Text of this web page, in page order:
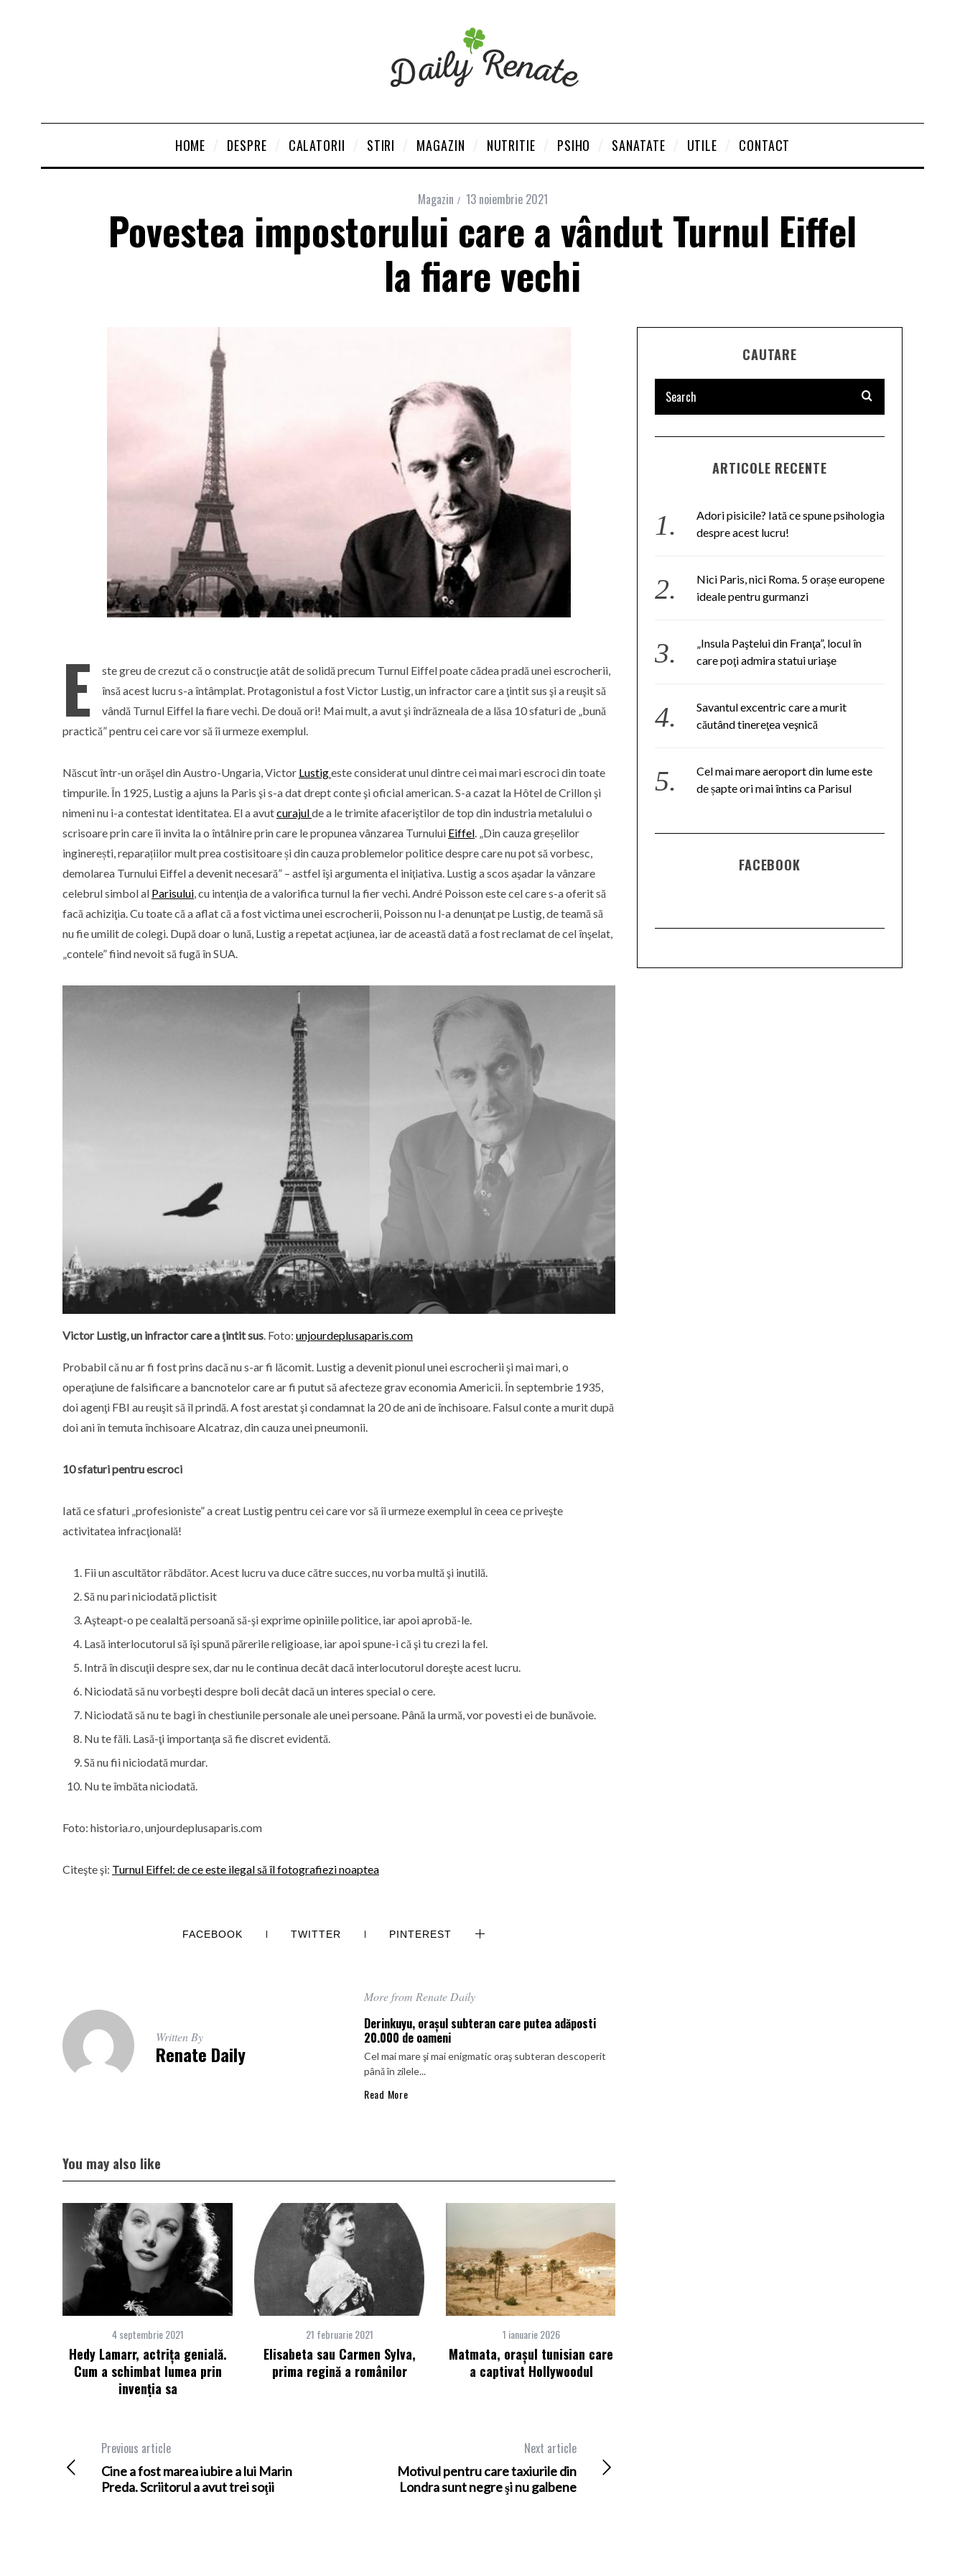
HOME DESPRE CALATORII STIRI MAGAZIN NUTRITIE PSIHO SANATATE UTILE CONTACT
Magazin 13 noiembrie 2021
Povestea impostorului care a vândut Turnul Eiffel
la fiare vechi
E
ste greu de crezut că o construcţie atât de solidă precum Turnul Eiffel poate cădea pradă unei escrocherii,
însă acest lucru s-a întâmplat. Protagonistul a fost Victor Lustig, un infractor care a ţintit sus şi a reuşit să
vândă Turnul Eiffel la fiare vechi. De două ori! Mai mult, a avut şi îndrăzneala de a lăsa 10 sfaturi de „bună
practică” pentru cei care vor să îi urmeze exemplul.
Născut într-un orăşel din Austro-Ungaria, Victor Lustigeste considerat unul dintre cei mai mari escroci din toate
timpurile. În 1925, Lustig a ajuns la Paris şi s-a dat drept conte şi oficial american. S-a cazat la Hôtel de Crillon şi
nimeni nu i-a contestat identitatea. El a avutcurajulde a le trimite afaceriştilor de top din industria metalului o
scrisoare prin care îi invita la o întâlnire prin care le propunea vânzarea Turnului Eiffel. „Din cauza greșelilor
inginerești, reparațiilor mult prea costisitoare și din cauza problemelor politice despre care nu pot să vorbesc,
demolarea Turnului Eiffel a devenit necesară” – astfel îşi argumenta el iniţiativa. Lustig a scos aşadar la vânzare
celebrul simbol al Parisului, cu intenţia de a valorifica turnul la fier vechi. André Poisson este cel care s-a oferit să
facă achiziţia. Cu toate că a aflat că a fost victima unei escrocherii, Poisson nu l-a denunţat pe Lustig, de teamă să
nu fie umilit de colegi. După doar o lună, Lustig a repetat acţiunea, iar de această dată a fost reclamat de cel înşelat,
„contele” fiind nevoit să fugă în SUA.
Victor Lustig, un infractor care a ţintit sus . Foto: unjourdeplusaparis.com
Probabil că nu ar fi fost prins dacă nu s-ar fi lăcomit. Lustig a devenit pionul unei escrocherii şi mai mari, o
operaţiune de falsificare a bancnotelor care ar fi putut să afecteze grav economia Americii. În septembrie 1935,
doi agenţi FBI au reuşit să îl prindă. A fost arestat şi condamnat la 20 de ani de închisoare. Falsul conte a murit după
doi ani în temuta închisoare Alcatraz, din cauza unei pneumonii.
10 sfaturi pentru escroci
Iată ce sfaturi „profesioniste” a creat Lustig pentru cei care vor să îi urmeze exemplul în ceea ce priveşte
activitatea infracţională!
Fii un ascultător răbdător. Acest lucru va duce către succes, nu vorba multă şi inutilă.
Să nu pari niciodată plictisit
Aşteapt-o pe cealaltă persoană să-şi exprime opiniile politice, iar apoi aprobă-le.
Lasă interlocutorul să îşi spună părerile religioase, iar apoi spune-i că şi tu crezi la fel.
Intră în discuţii despre sex, dar nu le continua decât dacă interlocutorul doreşte acest lucru.
Niciodată să nu vorbeşti despre boli decât dacă un interes special o cere.
Niciodată să nu te bagi în chestiunile personale ale unei persoane. Până la urmă, vor povesti ei de bunăvoie.
Nu te făli. Lasă-ţi importanţa să fie discret evidentă.
Să nu fii niciodată murdar.
Nu te îmbăta niciodată.
Foto: historia.ro, unjourdeplusaparis.com
Citeşte şi: Turnul Eiffel: de ce este ilegal să îl fotografiezi noaptea
FACEBOOK TWITTER PINTEREST
Written By
Renate Daily
More from Renate Daily
Derinkuyu, oraşul subteran care putea adăposti
20.000 de oameni
Cel mai mare şi mai enigmatic oraş subteran descoperit
până în zilele...
Read More
You may also like
4 septembrie 2021
Hedy Lamarr, actriţa genială.
Cum a schimbat lumea prin
invenţia sa
21 februarie 2021
Elisabeta sau Carmen Sylva,
prima regină a românilor
1 ianuarie 2026
Matmata, oraşul tunisian care
a captivat Hollywoodul
Previous article
Cine a fost marea iubire a lui Marin
Preda. Scriitorul a avut trei soţii
Next article
Motivul pentru care taxiurile din
Londra sunt negre şi nu galbene
CAUTARE
ARTICOLE RECENTE
Adori pisicile? Iată ce spune psihologia
despre acest lucru!
Nici Paris, nici Roma. 5 orașe europene
ideale pentru gurmanzi
„Insula Paştelui din Franţa”, locul în
care poţi admira statui uriaşe
Savantul excentric care a murit
căutând tinereţea veşnică
Cel mai mare aeroport din lume este
de șapte ori mai întins ca Parisul
FACEBOOK